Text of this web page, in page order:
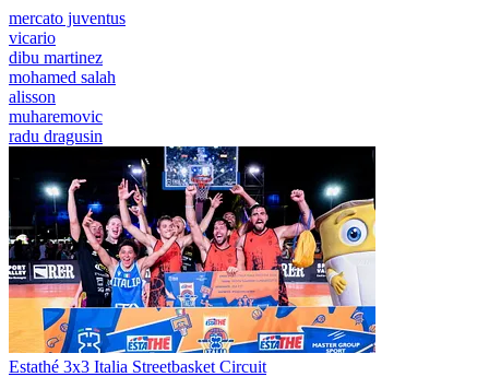
mercato juventus
vicario
dibu martinez
mohamed salah
alisson
muharemovic
radu dragusin
Estathé 3x3 Italia Streetbasket Circuit